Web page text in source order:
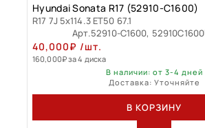
Hyundai Sonata R17 (52910-C1600)
R17 7J 5x114.3 ET50 67.1
Арт.52910-C1600, 52910C1600
40,000₽ /шт.
160,000₽за 4 диска
В наличии: от 3-4 дней
Доставка: Уточняйте
В КОРЗИНУ